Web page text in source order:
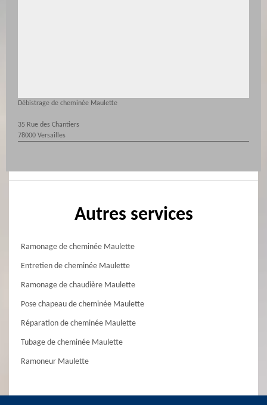
Débistrage de cheminée Maulette
35 Rue des Chantiers
78000 Versailles
Autres services
Ramonage de cheminée Maulette
Entretien de cheminée Maulette
Ramonage de chaudière Maulette
Pose chapeau de cheminée Maulette
Réparation de cheminée Maulette
Tubage de cheminée Maulette
Ramoneur Maulette